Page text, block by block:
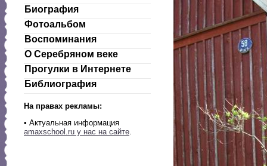
Биография
Фотоальбом
Воспоминания
О Серебряном веке
Прогулки в Интернете
Библиография
На правах рекламы:
• Актуальная информация
amaxschool.ru у нас на сайте.